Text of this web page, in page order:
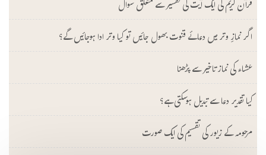
قرآن کریم کی ایک آیت کی تفسیر سے متعلق سوال
اگر نمازِ وتر میں دعائے قنوت بھول جائیں تو کیا وتر ادا ہوجائیں گے؟
عشاء کی نماز تاخیر سے پڑھنا
کیا تقدیر دعا سے تبدیل ہوسکتی ہے؟
مرحومہ کے زیور کی تقسیم کی ایک صورت